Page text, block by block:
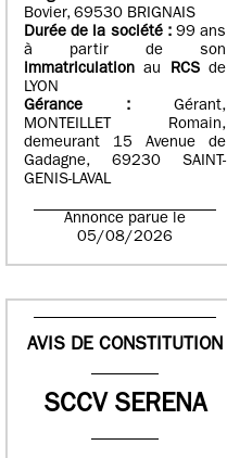
Bovier, 69530 BRIGNAIS
Durée de la société : 99 ans
à partir de son
immatriculation au RCSde
LYON
Gérance :
Gérant,
MONTEILLET Romain,
demeurant 15 Avenue de
Gadagne, 69230 SAINT-
GENIS-LAVAL
Annonce parue le
05/08/2026
AVIS DE CONSTITUTION
SCCV SERENA